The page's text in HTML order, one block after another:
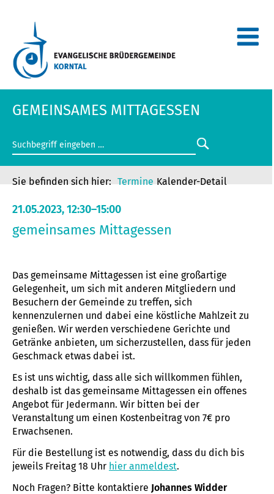
GEMEINSAMES MITTAGESSEN
Termine Kalender-Detail
21.05.2023, 12:30–15:00
gemeinsames Mittagessen
Das gemeinsame Mittagessen ist eine großartige
Gelegenheit, um sich mit anderen Mitgliedern und
Besuchern der Gemeinde zu treffen, sich
kennenzulernen und dabei eine köstliche Mahlzeit zu
genießen. Wir werden verschiedene Gerichte und
Getränke anbieten, um sicherzustellen, dass für jeden
Geschmack etwas dabei ist.
Es ist uns wichtig, dass alle sich willkommen fühlen,
deshalb ist das gemeinsame Mittagessen ein offenes
Angebot für Jedermann. Wir bitten bei der
Veranstaltung um einen Kostenbeitrag von 7€ pro
Erwachsenen.
Für die Bestellung ist es notwendig, dass du dich bis
jeweils Freitag 18 Uhr hier anmeldest.
Noch Fragen? Bitte kontaktiere Johannes Widder